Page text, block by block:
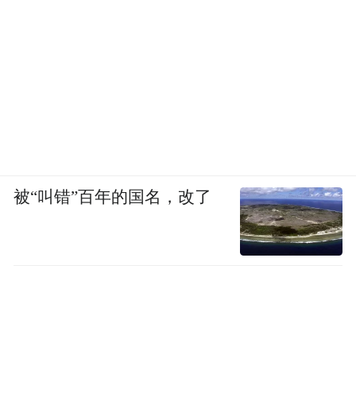
被“叫错”百年的国名，改了